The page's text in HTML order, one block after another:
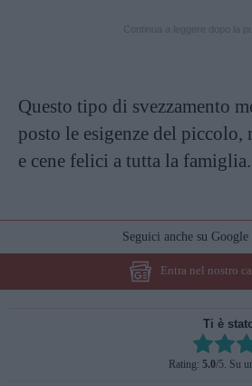
Questo tipo di svezzamento
posto le esigenze del piccolo,
e cene felici a tutta la famiglia.
Seguici anche su Google
Entra nel nostro
Ti è
Rate this
Rating: 5.0/5. Su